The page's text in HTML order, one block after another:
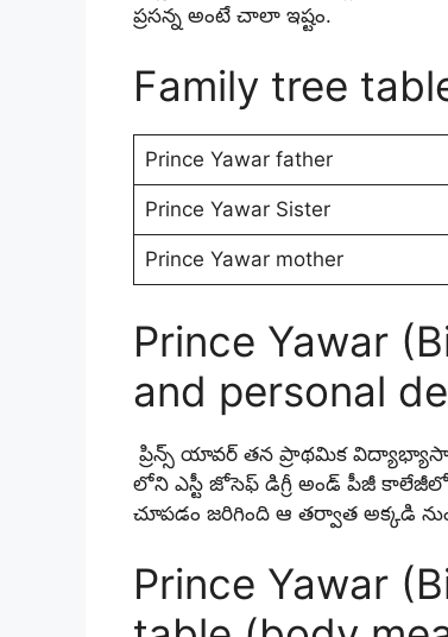
ప్రసన్న అంటే చాలా ఇష్టం.
Family tree
Prince Yawar father
Prince Yawar Sister
Prince Yawar mother
Prince Yawar
and personal
ప్రిన్స్ యావర్ తన ప్రాథమిక
లోని ఎస్టీ జోసెఫ్ డిగ్రీ అండ్ పీజీ కాలేజీలో
చూపడం జరిగింది ఆ తర్వాత అక్కడి
Prince Yawar